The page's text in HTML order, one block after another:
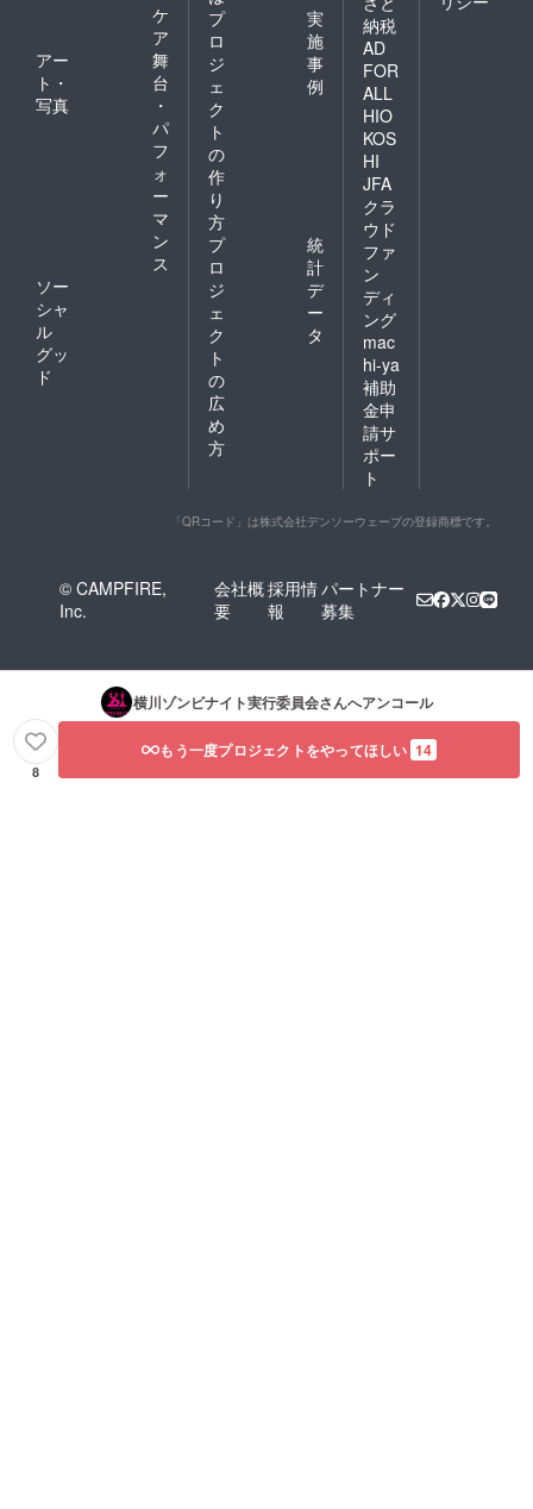
ケ
ア
アー
ト・
写真
舞
台
・
パ
フ
ォ
ー
マ
ン
ス
ソー
シャ
ル
グッ
ド
プ
ロ
ジ
ェ
ク
ト
の
作
り
方
実
施
事
例
プ
ロ
ジ
ェ
ク
ト
の
広
め
方
統
計
デ
ー
タ
納税
AD
FOR
ALL
HIO
KOS
HI
JFA
クラ
ウド
ファ
ン
ディ
ング
mac
hi-ya
補助
金申
請サ
ポー
ト
「QRコード」は株式会社デンソーウェーブの登録商標です。
© CAMPFIRE,
Inc.
会社概
要
採用情
報
パートナー
募集
横川ゾンビナイト実行委員会さんへアンコール
8
もう一度プロジェクトをやってほしい 14